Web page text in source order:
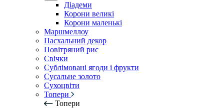
Діадеми
Корони великі
Корони маленькі
Маршмеллоу
Пасхальний декор
Повітряний рис
Свічки
Сублімовані ягоди і фрукти
Сусальне золото
Сухоцвіти
Топери
Топери